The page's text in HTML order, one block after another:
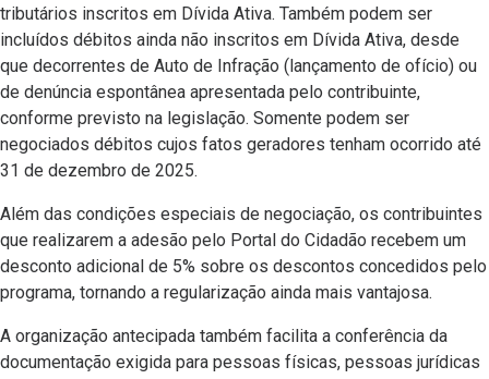
tributários inscritos em Dívida Ativa. Também podem ser
incluídos débitos ainda não inscritos em Dívida Ativa, desde
que decorrentes de Auto de Infração (lançamento de ofício) ou
de denúncia espontânea apresentada pelo contribuinte,
conforme previsto na legislação. Somente podem ser
negociados débitos cujos fatos geradores tenham ocorrido até
31 de dezembro de 2025.
Além das condições especiais de negociação, os contribuintes
que realizarem a adesão pelo Portal do Cidadão recebem um
desconto adicional de 5% sobre os descontos concedidos pelo
programa, tornando a regularização ainda mais vantajosa.
A organização antecipada também facilita a conferência da
documentação exigida para pessoas físicas, pessoas jurídicas